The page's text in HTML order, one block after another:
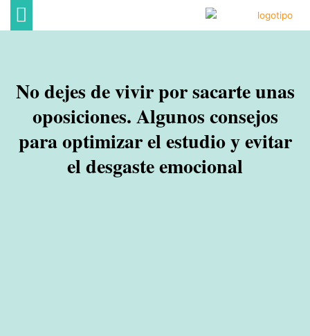
No dejes de vivir por sacarte unas
oposiciones. Algunos consejos
para optimizar el estudio y evitar
el desgaste emocional